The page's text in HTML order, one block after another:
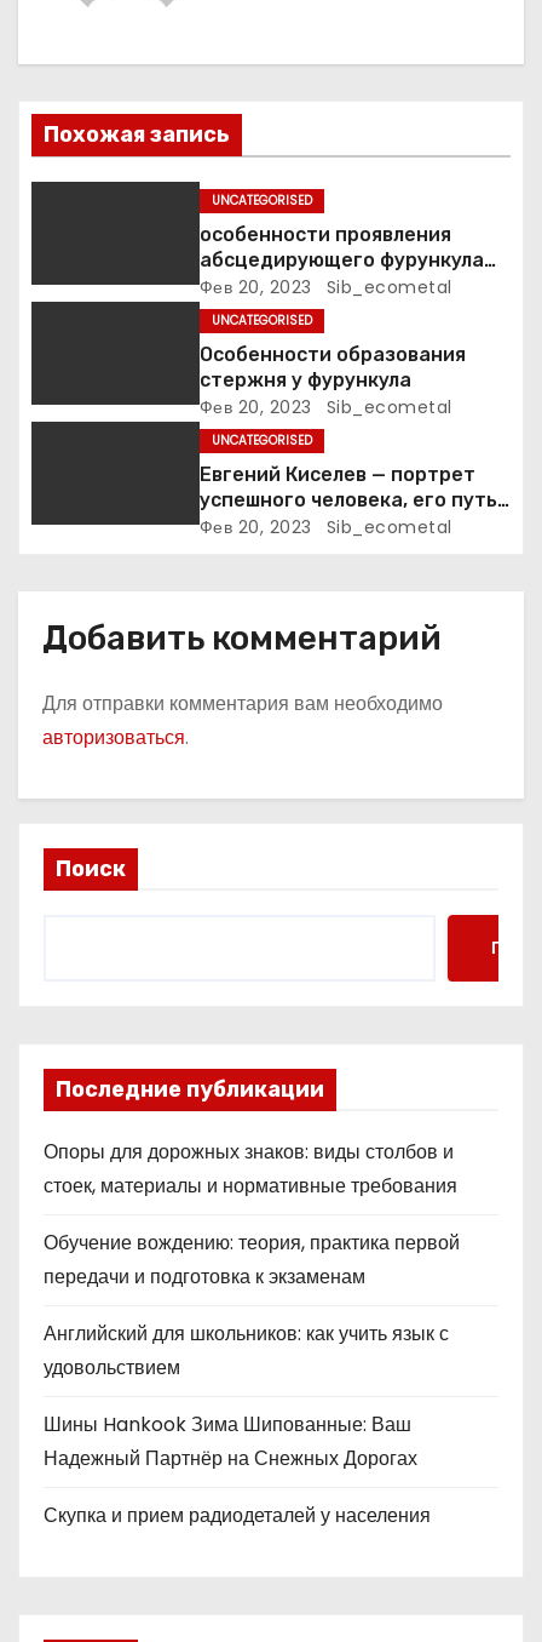
о
з
а
с
м
Похожая запись
UNCATEGORISED
особенности проявления
абсцедирующего фурункула
код по МКБ-10
Фев 20, 2023 Sib_ecometal
UNCATEGORISED
Особенности образования
стержня у фурункула
Фев 20, 2023 Sib_ecometal
UNCATEGORISED
Евгений Киселев — портрет
успешного человека, его путь
к славе и личное счастье
Фев 20, 2023 Sib_ecometal
Добавить комментарий
Для отправки комментария вам необходимо
авторизоваться.
Поиск
Поиск
Последние публикации
Опоры для дорожных знаков: виды столбов и
стоек, материалы и нормативные требования
Обучение вождению: теория, практика первой
передачи и подготовка к экзаменам
Английский для школьников: как учить язык с
удовольствием
Шины Hankook Зима Шипованные: Ваш
Надежный Партнёр на Снежных Дорогах
Скупка и прием радиодеталей у населения